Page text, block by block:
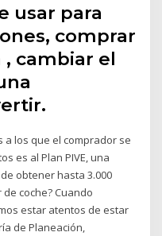
usar para
comprar
cambiar el
a los que el comprador se
es al Plan PIVE, una
obtener hasta 3.000
coche? Cuando
estar atentos de estar
de Planeación,